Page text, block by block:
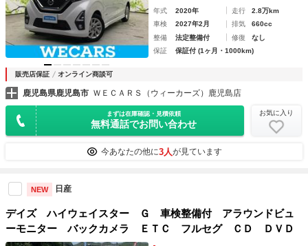
年式 2020年 走行
2.8万km
車検
2027年2月 排気
660cc
整備
法定整備付 修復
なし
保証
保証付 (1ヶ月・1000km)
販売店保証 オンライン商談可
鹿児島県鹿児島市 ＷＥＣＡＲＳ（ウィーカーズ）鹿児島店
まずは在庫確認・見積依頼
無料通話でお問い合わせ
お気に入り
今あなたの他に3人が見ています
NEW 日産
デイズ ハイウェイスター Ｇ 車検整備付 アラウンドビュ
ーモニター バックカメラ ＥＴＣ フルセグ ＣＤ ＤＶＤ